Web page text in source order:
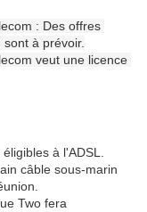
: Des offres
à prévoir.
veut une licence
à l'ADSL.
câble sous-marin
Two fera